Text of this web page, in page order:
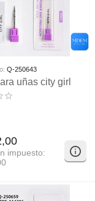
Q-250643
uñas city girl
impuesto: